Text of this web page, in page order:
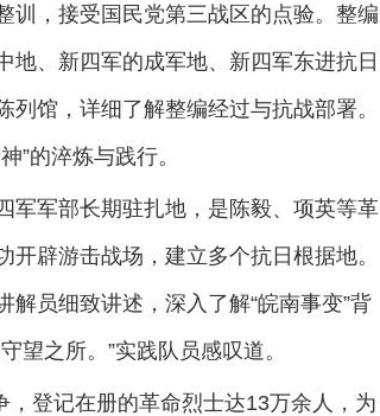
训，接受国民党第三战区的点验。整编
地、新四军的成军地、新四军东进抗日
馆，详细了解整编经过与抗战部署。
”的淬炼与践行。
军军部长期驻扎地，是陈毅、项英等革
辟游击战场，建立多个抗日根据地。
员细致讲述，深入了解“皖南事变”背
望之所。”实践队员感叹道。
登记在册的革命烈士达13万余人，为